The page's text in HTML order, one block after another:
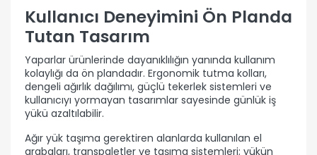
Kullanıcı Deneyimini Ön Planda
Tutan Tasarım
Yaparlar ürünlerinde dayanıklılığın yanında kullanım
kolaylığı da ön plandadır. Ergonomik tutma kolları,
dengeli ağırlık dağılımı, güçlü tekerlek sistemleri ve
kullanıcıyı yormayan tasarımlar sayesinde günlük iş
yükü azaltılabilir.
Ağır yük taşıma gerektiren alanlarda kullanılan el
arabaları, transpaletler ve taşıma sistemleri; yükün